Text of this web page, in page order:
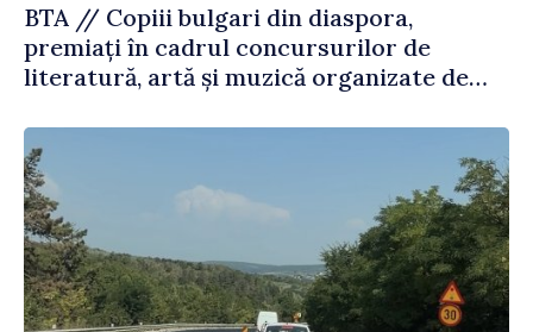
BTA // Copiii bulgari din diaspora,
premiați în cadrul concursurilor de
literatură, artă și muzică organizate de
Străinătate